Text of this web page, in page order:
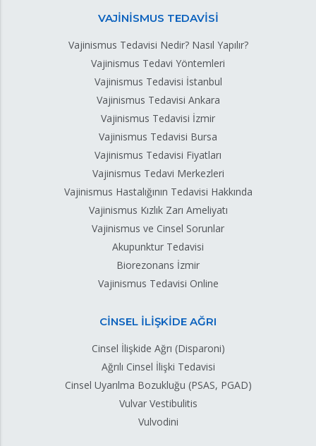
VAJİNİSMUS TEDAVİSİ
Vajinismus Tedavisi Nedir? Nasıl Yapılır?
Vajinismus Tedavi Yöntemleri
Vajinismus Tedavisi İstanbul
Vajinismus Tedavisi Ankara
Vajinismus Tedavisi İzmir
Vajinismus Tedavisi Bursa
Vajinismus Tedavisi Fiyatları
Vajinismus Tedavi Merkezleri
Vajinismus Hastalığının Tedavisi Hakkında
Vajinismus Kızlık Zarı Ameliyatı
Vajinismus ve Cinsel Sorunlar
Akupunktur Tedavisi
Biorezonans İzmir
Vajinismus Tedavisi Online
CİNSEL İLİŞKİDE AĞRI
Cinsel İlişkide Ağrı (Disparoni)
Ağrılı Cinsel İlişki Tedavisi
Cinsel Uyarılma Bozukluğu (PSAS, PGAD)
Vulvar Vestibulitis
Vulvodini